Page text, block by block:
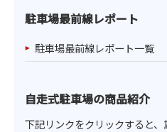
駐車場最前線レポート
駐車場最前線レポート一覧
自走式駐車場の商品紹介
下記リンクをクリックすると